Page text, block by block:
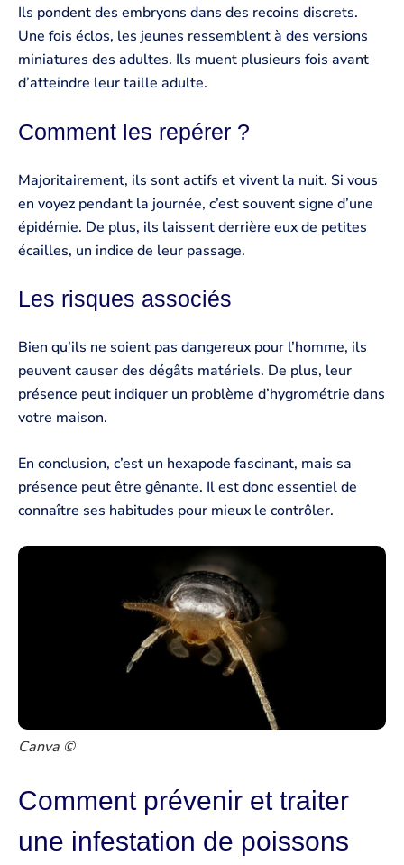
Ils pondent des embryons dans des recoins discrets.
Une fois éclos, les jeunes ressemblent à des versions
miniatures des adultes. Ils muent plusieurs fois avant
d’atteindre leur taille adulte.
Comment les repérer ?
Majoritairement, ils sont actifs et vivent la nuit. Si vous
en voyez pendant la journée, c’est souvent signe d’une
épidémie. De plus, ils laissent derrière eux de petites
écailles, un indice de leur passage.
Les risques associés
Bien qu’ils ne soient pas dangereux pour l’homme, ils
peuvent causer des dégâts matériels. De plus, leur
présence peut indiquer un problème d’hygrométrie dans
votre maison.
En conclusion, c’est un hexapode fascinant, mais sa
présence peut être gênante. Il est donc essentiel de
connaître ses habitudes pour mieux le contrôler.
Canva ©
Comment prévenir et traiter
une infestation de poissons